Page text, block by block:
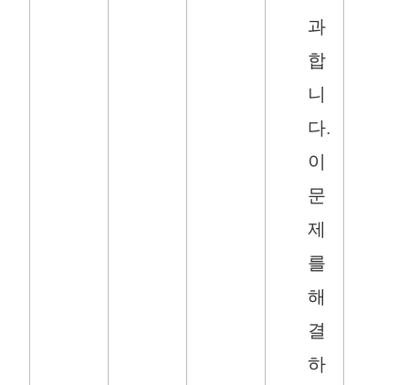
과
합
니
다.
이
문
제
를
해
결
하